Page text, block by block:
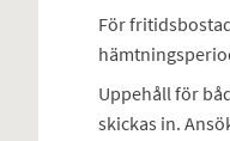
För
Uppehåll för
skickas in.